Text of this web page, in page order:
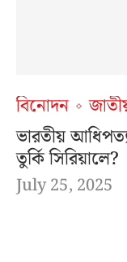
বিনোদন
ভারতীয়
তুর্কি সিরিয়ালে?
July 25, 2025